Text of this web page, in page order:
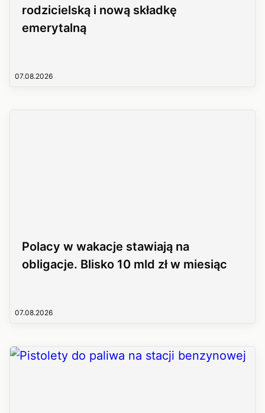
rodzicielską i nową składkę
emerytalną
07.08.2026
Polacy w wakacje stawiają na
obligacje. Blisko 10 mld zł w miesiąc
07.08.2026